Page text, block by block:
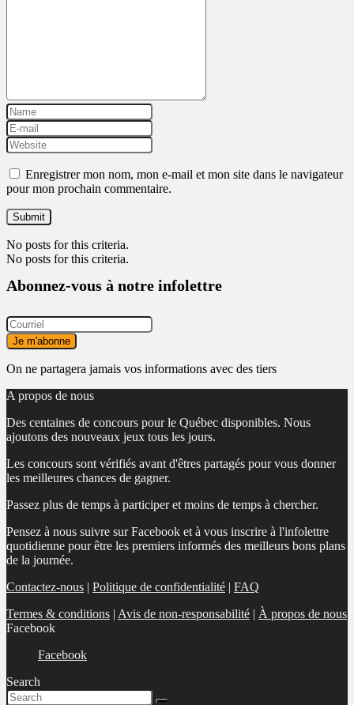
Enregistrer mon nom, mon e-mail et mon site dans le navigateur
pour mon prochain commentaire.
No posts for this criteria.
No posts for this criteria.
Abonnez-vous à notre infolettre
On ne partagera jamais vos informations avec des tiers
A propos de nous
Des centaines de concours pour le Québec disponibles. Nous
ajoutons des nouveaux jeux tous les jours.
Les concours sont vérifiés avant d'êtres partagés pour vous donner
les meilleures chances de gagner.
Passez plus de temps à participer et moins de temps à chercher.
Pensez à nous suivre sur Facebook et à vous inscrire à l'infolettre
quotidienne pour être les premiers informés des meilleurs bons plans
de la journée.
Contactez-nous | Politique de confidentialité | FAQ
Termes & conditions | Avis de non-responsabilité | À propos de nous
Facebook
Facebook
Search